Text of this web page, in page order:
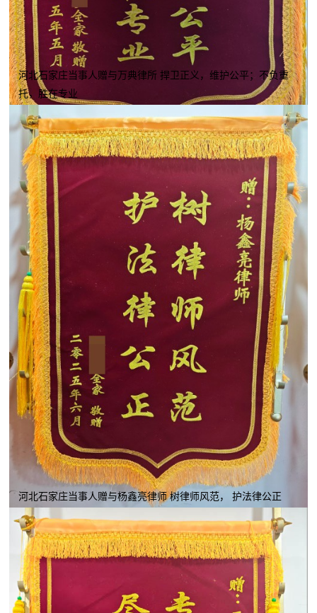
河北石家庄当事人赠与万典律所 捍卫正义，维护公平；不负重
托，胜在专业
河北石家庄当事人赠与杨鑫亮律师 树律师风范， 护法律公正